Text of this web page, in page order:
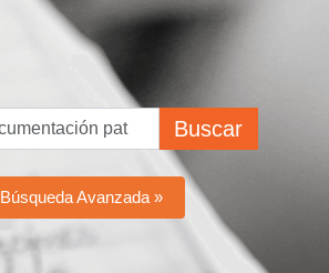
Buscar
Búsqueda Avanzada »